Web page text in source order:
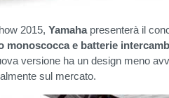
2015, Yamahapresenterà il
monoscocca e batterie
versione ha un design meno
sul mercato.